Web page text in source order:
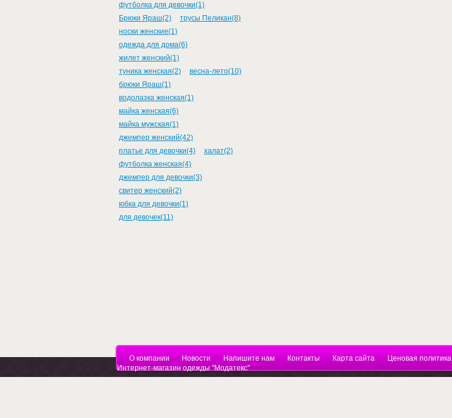
футболка для девочки(1)
Брюки Яраш(2)
трусы Пеликан(8)
носки женские(1)
одежда для дома(6)
жилет женский(1)
туника женская(2)
весна-лето(10)
брюки Яраш(1)
водолазка женская(1)
майка женская(6)
майка мужская(1)
джемпер женский(42)
платье для девочки(4)
халат(2)
футболка женская(4)
джемпер для девочки(3)
свитер женский(2)
юбка для девочки(1)
для девочек(11)
О компании Новости Напишите нам Контакты Карта сайта Ценовая политика
Интернет-магазин одежды "Модатекс"